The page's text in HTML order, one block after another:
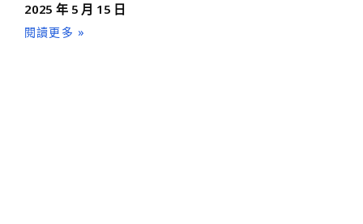
2025 年 5 月 15 日
閱讀更多 »